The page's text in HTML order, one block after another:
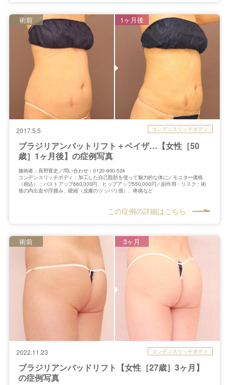
2017.5.5 コンデンスリッチボディ
ブラジリアンバットリフト＋ベイザ…【女性［50
歳］1ヶ月後】の症例写真
術前 1ヶ月後
施術者：長野寛史／問い合わせ：0120-900-524
コンデンスリッチボディ：加工した自己脂肪を使って魅力的な体に／モニター価格
（税込）：バストアップ660,000円、ヒップアップ550,000円／副作用・リスク：術
後の内出血や浮腫み、硬縮（皮膚のツッパリ感）、疼痛など
この症例の詳細はこちら
2022.11.23 コンデンスリッチボディ
ブラジリアンバッドリフト【女性［27歳］3ヶ月】
の症例写真
術前 3ヶ月